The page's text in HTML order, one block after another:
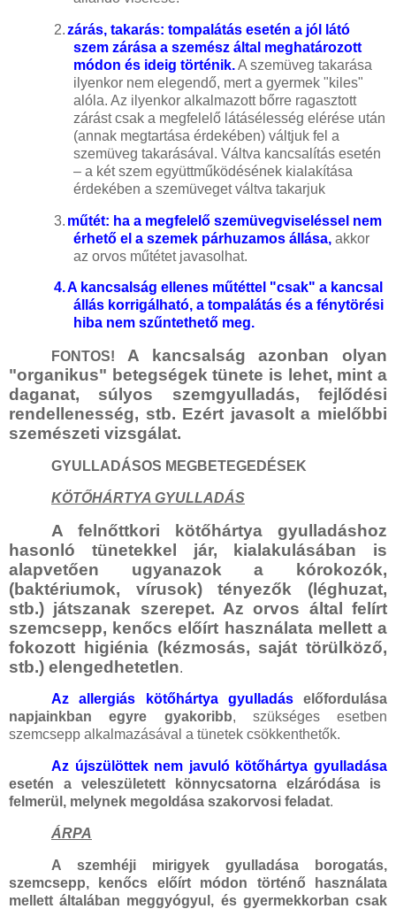
2.zárás, takarás: tompalátás esetén a jól látó
szem zárása a szemész által meghatározott
módon és ideig történik.A szemüveg takarása
ilyenkor nem elegendő, mert a gyermek "kiles"
alóla. Az ilyenkor alkalmazott bőrre ragasztott
zárást csak a megfelelő látásélesség elérése után
(annak megtartása érdekében) váltjuk fel a
szemüveg takarásával. Váltva kancsalítás esetén
– a két szem együttműködésének kialakítása
érdekében a szemüveget váltva takarjuk
3. műtét: ha a megfelelő szemüvegviseléssel nem
érhető el a szemek párhuzamos állása, akkor
az orvos műtétet javasolhat.
4.A kancsalság ellenes műtéttel "csak" a kancsal
állás korrigálható, a tompalátás és a fénytörési
hiba nem szűntethető meg.
FONTOS!
A kancsalság azonban olyan
"organikus" betegségek tünete is lehet, mint a
daganat, súlyos szemgyulladás, fejlődési
rendellenesség, stb. Ezért javasolt a mielőbbi
szemészeti vizsgálat.
GYULLADÁSOS MEGBETEGEDÉSEK
KÖTŐHÁRTYA GYULLADÁS
A felnőttkori kötőhártya gyulladáshoz
hasonló tünetekkel jár, kialakulásában is
alapvetően ugyanazok a kórokozók,
(baktériumok, vírusok) tényezők (léghuzat,
stb.) játszanak szerepet. Az orvos által felírt
szemcsepp, kenőcs előírt használata mellett a
fokozott higiénia (kézmosás, saját törülköző,
stb.) elengedhetetlen.
Az allergiás kötőhártya gyulladáselőfordulása
napjainkban egyre gyakoribb, szükséges esetben
szemcsepp alkalmazásával a tünetek csökkenthetők.
Az újszülöttek nem javuló kötőhártya gyulladása
esetén a veleszületett könnycsatorna elzáródása is
felmerül, melynek megoldása szakorvosi feladat.
ÁRPA
A szemhéji mirigyek gyulladása borogatás,
szemcsepp, kenőcs előírt módon történő használata
mellett általában meggyógyul, és gyermekkorban csak